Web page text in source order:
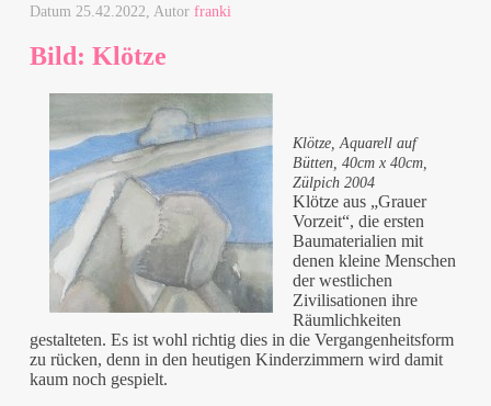
Datum 25.42.2022 , Autorfranki
Bild: Klötze
Klötze, Aquarell auf
Bütten, 40cm x 40cm,
Zülpich 2004
Klötze aus „Grauer
Vorzeit“, die ersten
Baumaterialien mit
denen kleine Menschen
der westlichen
Zivilisationen ihre
Räumlichkeiten
gestalteten. Es ist wohl richtig dies in die Vergangenheitsform
zu rücken, denn in den heutigen Kinderzimmern wird damit
kaum noch gespielt.